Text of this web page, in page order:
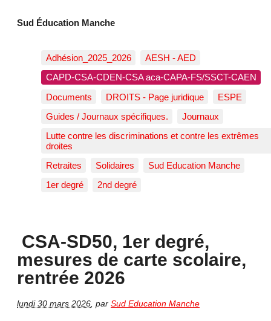
Sud Éducation Manche
Adhésion_2025_2026
AESH - AED
CAPD-CSA-CDEN-CSA aca-CAPA-FS/SSCT-CAEN
Documents
DROITS - Page juridique
ESPE
Guides / Journaux spécifiques.
Journaux
Lutte contre les discriminations et contre les extrêmes
droites
Retraites
Solidaires
Sud Education Manche
1er degré
2nd degré
CSA-SD50, 1er degré,
mesures de carte scolaire,
rentrée 2026
lundi 30 mars 2026 par Sud Education Manche